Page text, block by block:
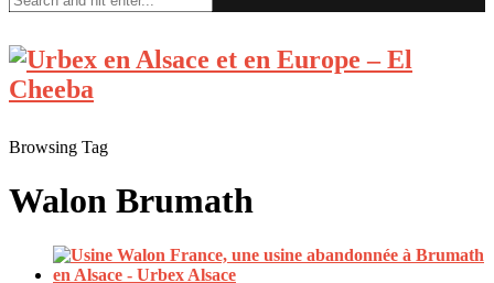
Browsing Tag
Walon Brumath